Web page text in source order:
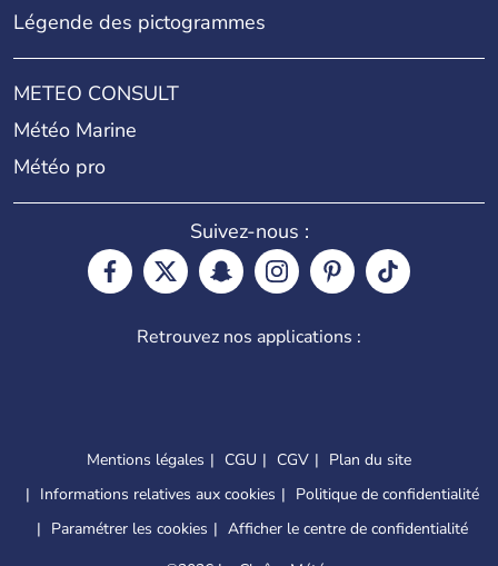
Légende des pictogrammes
METEO CONSULT
Météo Marine
Météo pro
Suivez-nous :
Retrouvez nos applications :
Mentions légales CGU CGV
Plan du site
Informations relatives aux cookies
Politique de confidentialité
Paramétrer les cookies
Afficher le centre de confidentialité